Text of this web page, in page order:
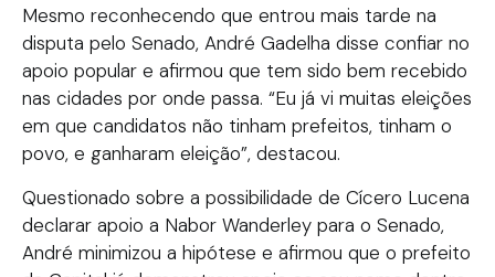
Mesmo reconhecendo que entrou mais tarde na
disputa pelo Senado, André Gadelha disse confiar no
apoio popular e afirmou que tem sido bem recebido
nas cidades por onde passa. “Eu já vi muitas eleições
em que candidatos não tinham prefeitos, tinham o
povo, e ganharam eleição”, destacou.
Questionado sobre a possibilidade de Cícero Lucena
declarar apoio a Nabor Wanderley para o Senado,
André minimizou a hipótese e afirmou que o prefeito